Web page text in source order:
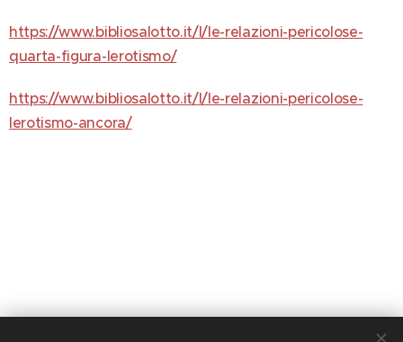
https://www.bibliosalotto.it/l/le-relazioni-pericolose-
quarta-figura-lerotismo/
https://www.bibliosalotto.it/l/le-relazioni-pericolose-
lerotismo-ancora/